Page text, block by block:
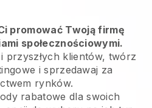
promować Twoją firmę
społecznościowymi.
przyszłych klientów, twórz
i sprzedawaj za
rynków.
rabatowe dla swoich